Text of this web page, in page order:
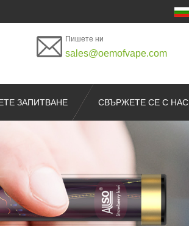
Пишете ни
sales@oemofvape.com
ЗАПИТВАНЕ СВЪРЖЕТЕ СЕ С НАС